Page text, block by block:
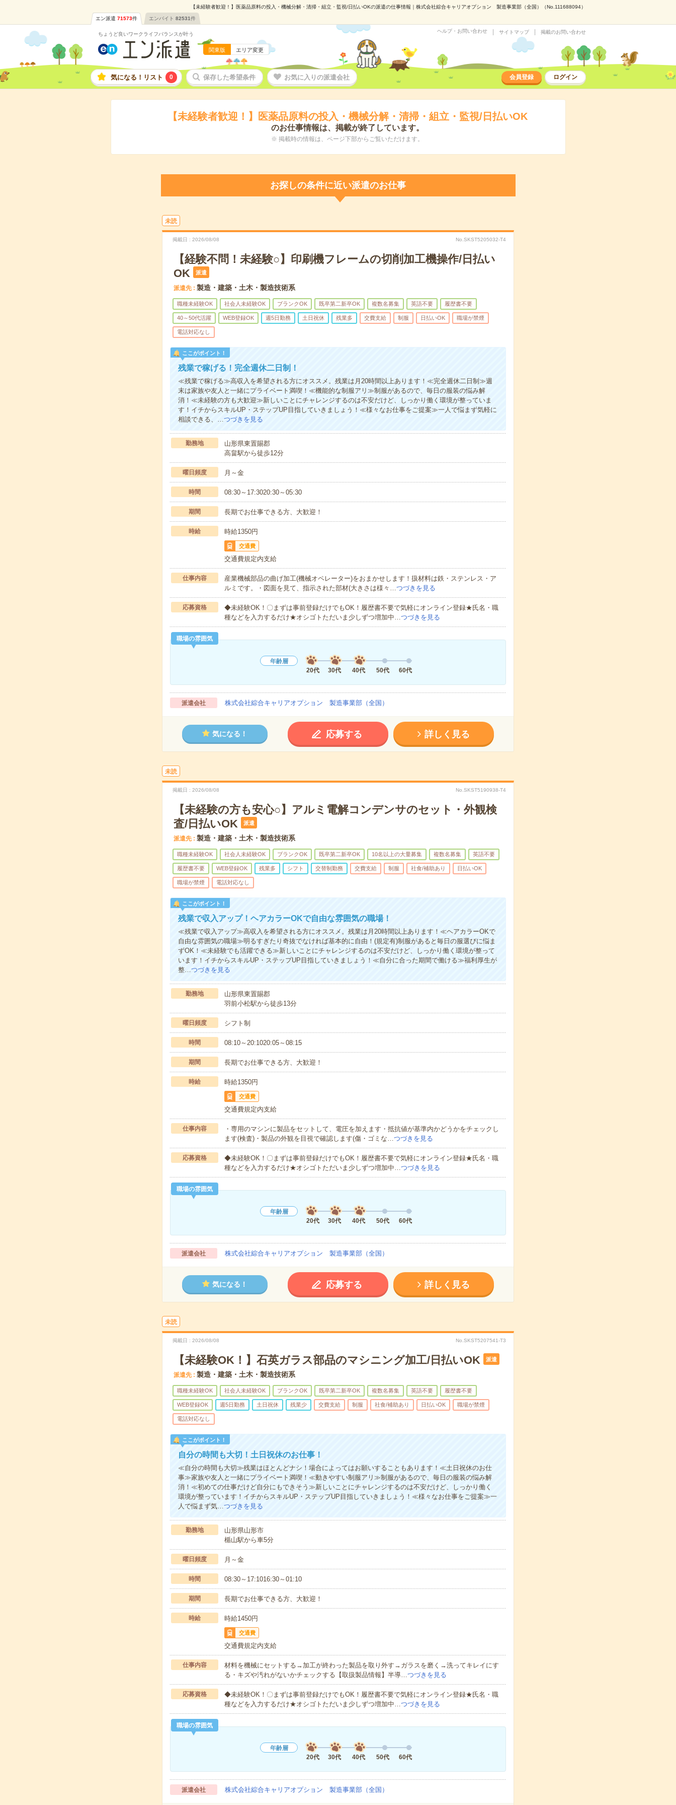
【未経験者歓迎！】医薬品原料の投入・機械分解・清掃・組立・監視/日払いOKの派遣の仕事情報｜株式会社綜合キャリアオプション 製造事業部（全国）（No.111688094）
エン派遣 71573件 エンバイト 82531件
ちょうど良いワークライフバランスが叶う
関東版 エリア変更
ヘルプ・お問い合わせ サイトマップ 掲載のお問い合わせ
気になる！リスト 0 保存した希望条件 お気に入りの派遣会社 会員登録 ログイン
【未経験者歓迎！】医薬品原料の投入・機械分解・清掃・組立・監視/日払いOK
のお仕事情報は、掲載が終了しています。
※ 掲載時の情報は、ページ下部からご覧いただけます。
お探しの条件に近い派遣のお仕事
未読
掲載日 2026/08/08 No.SKST5205032-T4
【経験不問！未経験○】印刷機フレームの切削加工機操作/日払い
OK
派遣
派遣先 製造・建築・土木・製造技術系
職種未経験OK 社会人未経験OK ブランクOK 既卒第二新卒OK 複数名募集 英語不要 履歴書不要
40～50代活躍 WEB登録OK 週5日勤務 土日祝休 残業多 交費支給 制服 日払いOK 職場が禁煙
電話対応なし
ここがポイント！
残業で稼げる！完全週休二日制！
≪残業で稼げる≫高収入を希望される方にオススメ。残業は月20時間以上あります！≪完全週休二日制≫週
末は家族や友人と一緒にプライベート満喫！≪機能的な制服アリ≫制服があるので、毎日の服装の悩み解
消！≪未経験の方も大歓迎≫新しいことにチャレンジするのは不安だけど、しっかり働く環境が整っていま
す！イチからスキルUP・ステップUP目指していきましょう！≪様々なお仕事をご提案≫一人で悩まず気軽に
相談できる、…つづきを見る
勤務地
山形県東置賜郡
高畠駅から徒歩12分
曜日頻度 月～金
時間 08:30～17:3020:30～05:30
期間 長期でお仕事できる方、大歓迎！
時給 時給1350円
交通費
交通費規定内支給
仕事内容
産業機械部品の曲げ加工(機械オペレーター)をおまかせします！扱材料は鉄・ステンレス・ア
ルミです。・図面を見て、指示された部材(大きさは様々…つづきを見る
応募資格
◆未経験OK！〇まずは事前登録だけでもOK！履歴書不要で気軽にオンライン登録★氏名・職
種などを入力するだけ★オシゴトただいま少しずつ増加中…つづきを見る
職場の雰囲気
年齢層
20代
30代 40代 50代 60代
派遣会社 株式会社綜合キャリアオプション 製造事業部（全国）
気になる！ 応募する 詳しく見る
未読
掲載日 2026/08/08 No.SKST5190938-T4
【未経験の方も安心○】アルミ電解コンデンサのセット・外観検
査/日払いOK
派遣
派遣先 製造・建築・土木・製造技術系
職種未経験OK 社会人未経験OK ブランクOK 既卒第二新卒OK 10名以上の大量募集 複数名募集 英語不要
履歴書不要 WEB登録OK 残業多 シフト 交替制勤務 交費支給 制服 社食/補助あり 日払いOK
職場が禁煙 電話対応なし
ここがポイント！
残業で収入アップ！ヘアカラーOKで自由な雰囲気の職場！
≪残業で収入アップ≫高収入を希望される方にオススメ。残業は月20時間以上あります！≪ヘアカラーOKで
自由な雰囲気の職場≫明るすぎたり奇抜でなければ基本的に自由！(規定有)制服があると毎日の服選びに悩ま
ずOK！≪未経験でも活躍できる≫新しいことにチャレンジするのは不安だけど、しっかり働く環境が整って
います！イチからスキルUP・ステップUP目指していきましょう！≪自分に合った期間で働ける≫福利厚生が
整…つづきを見る
勤務地
山形県東置賜郡
羽前小松駅から徒歩13分
曜日頻度 シフト制
時間 08:10～20:1020:05～08:15
期間 長期でお仕事できる方、大歓迎！
時給 時給1350円
交通費
交通費規定内支給
仕事内容
・専用のマシンに製品をセットして、電圧を加えます・抵抗値が基準内かどうかをチェックし
ます(検査)・製品の外観を目視で確認します(傷・ゴミな…つづきを見る
応募資格
◆未経験OK！〇まずは事前登録だけでもOK！履歴書不要で気軽にオンライン登録★氏名・職
種などを入力するだけ★オシゴトただいま少しずつ増加中…つづきを見る
職場の雰囲気
年齢層
20代
30代 40代 50代 60代
派遣会社 株式会社綜合キャリアオプション 製造事業部（全国）
気になる！ 応募する 詳しく見る
未読
掲載日 2026/08/08 No.SKST5207541-T3
【未経験OK！】石英ガラス部品のマシニング加工/日払いOK 派遣
派遣先 製造・建築・土木・製造技術系
職種未経験OK 社会人未経験OK ブランクOK 既卒第二新卒OK 複数名募集 英語不要 履歴書不要
WEB登録OK 週5日勤務 土日祝休 残業少 交費支給 制服 社食/補助あり 日払いOK 職場が禁煙
電話対応なし
ここがポイント！
自分の時間も大切！土日祝休のお仕事！
≪自分の時間も大切≫残業はほとんどナシ！場合によってはお願いすることもあります！≪土日祝休のお仕
事≫家族や友人と一緒にプライベート満喫！≪動きやすい制服アリ≫制服があるので、毎日の服装の悩み解
消！≪初めての仕事だけど自分にもできそう≫新しいことにチャレンジするのは不安だけど、しっかり働く
環境が整っています！イチからスキルUP・ステップUP目指していきましょう！≪様々なお仕事をご提案≫一
人で悩まず気…つづきを見る
勤務地
山形県山形市
楯山駅から車5分
曜日頻度 月～金
時間 08:30～17:1016:30～01:10
期間 長期でお仕事できる方、大歓迎！
時給 時給1450円
交通費
交通費規定内支給
仕事内容
材料を機械にセットする→加工が終わった製品を取り外す→ガラスを磨く→洗ってキレイにす
る・キズや汚れがないかチェックする【取扱製品情報】半導…つづきを見る
応募資格
◆未経験OK！〇まずは事前登録だけでもOK！履歴書不要で気軽にオンライン登録★氏名・職
種などを入力するだけ★オシゴトただいま少しずつ増加中…つづきを見る
職場の雰囲気
年齢層
20代
30代 40代 50代 60代
派遣会社 株式会社綜合キャリアオプション 製造事業部（全国）